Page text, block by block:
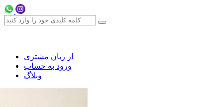
از زبان مشتری
ورود به حساب
وبلاگ